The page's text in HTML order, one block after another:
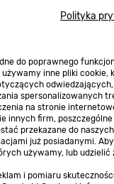
Polityka
do poprawnego
inne pliki cookie,
odwiedzających,
spersonalizowanych
na stronie
innych firm, poszczególne
przekazane do naszych
już posiadanymi.
używamy, lub udzielić
i pomiaru
Prawny obowiązek
Regulaminy
Regulaminy
Polityka prywatności